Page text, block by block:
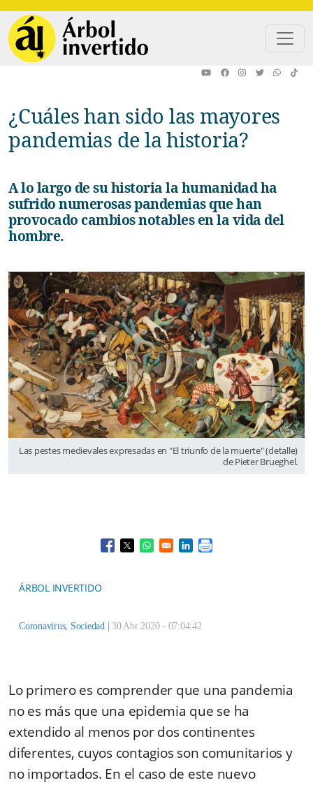
¿Cuáles han sido las mayores
pandemias de la historia?
A lo largo de su historia la humanidad ha
sufrido numerosas pandemias que han
provocado cambios notables en la vida del
hombre.
Las pestes medievales expresadas en "El triunfo de la muerte" (detalle)
de Pieter Brueghel.
Opens in a new window
Opens in a new window
Opens in a new window
Opens in a new window
ÁRBOL INVERTIDO
Coronavirus, Sociedad 30 Abr 2020 - 07:04:42
Lo primero es comprender que una pandemia
no es más que una epidemia que se ha
extendido al menos por dos continentes
diferentes, cuyos contagios son comunitarios y
no importados. En el caso de este nuevo